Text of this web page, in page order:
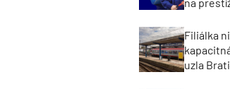
Filiálka
uzla